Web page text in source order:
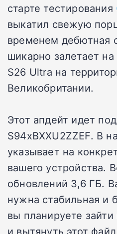
старте тестирования
выкатил свежую
временем дебютная
шикарно залетает на
S26 Ultra на
Великобритании.
Этот апдейт идет
S94xBXXU2ZZEF. В
указывает на
вашего устройства.
обновлений 3,6 ГБ.
нужна стабильная и
вы планируете
и вытянуть этот